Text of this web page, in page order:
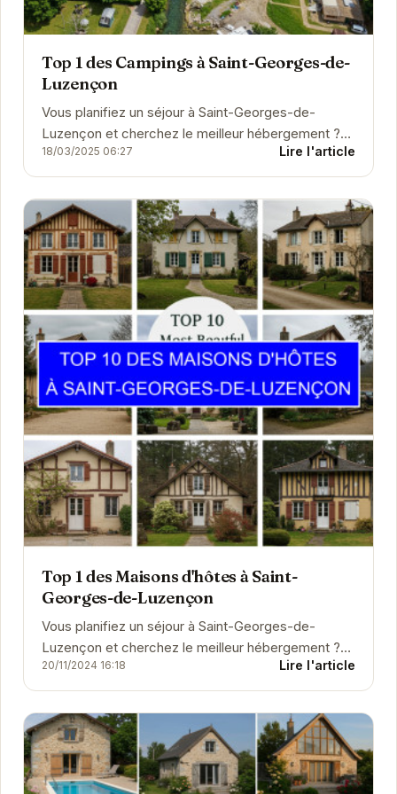
Top 1 des Campings à Saint-Georges-de-
Luzençon
Vous planifiez un séjour à Saint-Georges-de-
Luzençon et cherchez le meilleur hébergement ?
Que vous soyez à la recherche d'un hôtel
confortable, d'un...
18/03/2025 06:27 Lire l'article
Top 1 des Maisons d'hôtes à Saint-
Georges-de-Luzençon
Vous planifiez un séjour à Saint-Georges-de-
Luzençon et cherchez le meilleur hébergement ?
Que vous soyez à la recherche d'un hôtel
confortable, d'un...
20/11/2024 16:18 Lire l'article